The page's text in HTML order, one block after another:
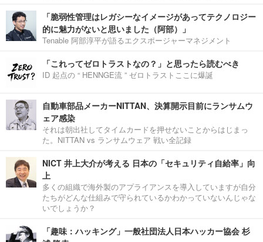
「脆弱性管理はレガシーなイメージがあってテクノロジー
的に魅力がないと思いました（阿部）」
Tenable 阿部淳平が語るエクスポージャーマネジメント
「これってゼロトラストなの？」と思ったら読むべき
ID 起点の “ HENNGE流 ” ゼロトラストここに爆誕
自動車部品メーカーNITTAN、決算開示目前にランサムウ
ェア感染
それは朝出社してタイムカードを押せないことからはじまっ
た。NITTAN vs ランサムウェア 戦い全記録
NICT 井上大介が考える 日本の「セキュリティ自給率」向
上
多くの組織で海外製のアプライアンスを導入していますが自分
たちがどんな仕組みで守られているかわかっていないんじゃな
いでしょうか？
「趣味：ハッキング」一般社団法人日本ハッカー協会 杉